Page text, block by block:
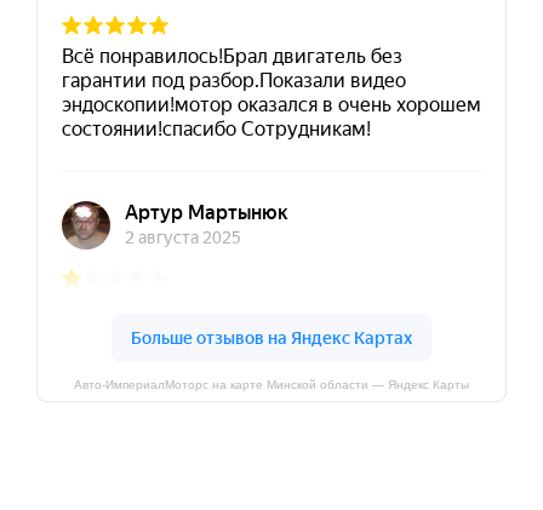
Авто-ИмпериалМоторс на карте Минской области — Яндекс Карты